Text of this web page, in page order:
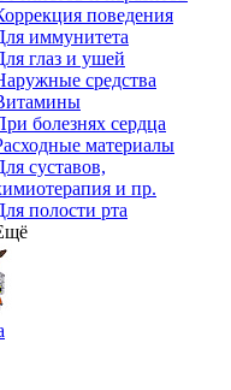
поведения
иммунитета
глаз и ушей
средства
болезнях сердца
материалы
суставов,
и пр.
полости рта